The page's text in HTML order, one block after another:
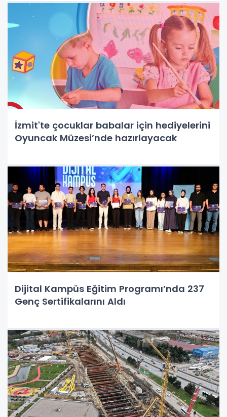
İzmit'te çocuklar babalar için hediyelerini
Oyuncak Müzesi’nde hazırlayacak
Dijital Kampüs Eğitim Programı’nda 237
Genç Sertifikalarını Aldı